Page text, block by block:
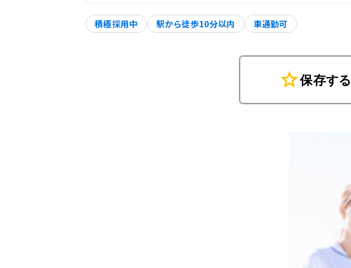
積極採用中 駅から徒歩10分以内 車通勤可
star保存する